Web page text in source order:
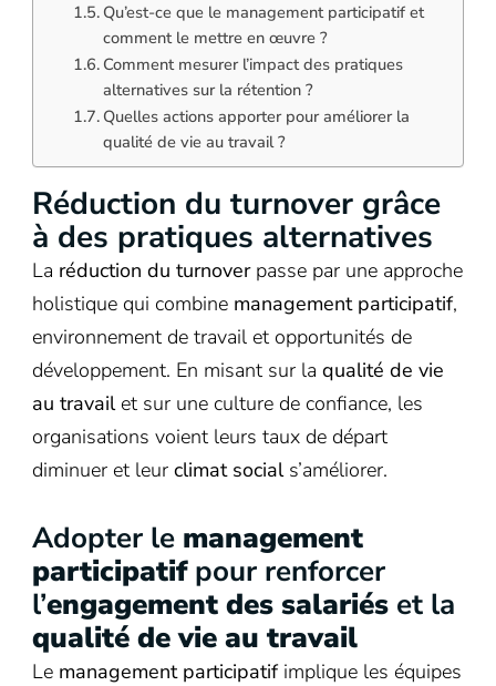
Qu’est-ce que le management participatif et
comment le mettre en œuvre ?
Comment mesurer l’impact des pratiques
alternatives sur la rétention ?
Quelles actions apporter pour améliorer la
qualité de vie au travail ?
Réduction du turnover grâce
à des pratiques alternatives
La réduction du turnoverpasse par une approche
holistique qui combine management participatif,
environnement de travail et opportunités de
développement. En misant sur la qualité de vie
au travailet sur une culture de confiance, les
organisations voient leurs taux de départ
diminuer et leur climat socials’améliorer.
Adopter le management
participatifpour renforcer
l’engagement des salariés et la
qualité de vie au travail
Le management participatifimplique les équipes